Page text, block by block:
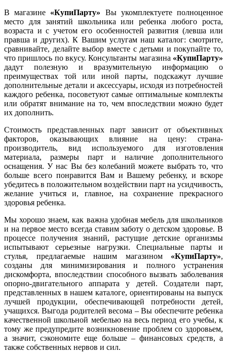
В магазине «КупиПарту» Вы укомплектуете полноценное
место для занятий школьника или ребенка любого роста,
возраста и с учетом его особенностей развития (левша или
правша и других). К Вашим услугам наш каталог: смотрите,
сравнивайте, делайте выбор вместе с детьми и покупайте то,
что пришлось по вкусу. Консультанты магазина «КупиПарту»
дадут полезную и вразумительную информацию о
преимуществах той или иной парты, подскажут лучшие
дополнительные детали и аксессуары, исходя из потребностей
каждого ребенка, посоветуют самые оптимальные комплекты
или обратят внимание на то, чем впоследствии можно будет
их дополнить.
Стоимость представленных парт зависит от объективных
факторов, оказывающих влияние на цену: страна-
производитель, вид используемого для изготовления
материала, размеры парт и наличие дополнительного
оснащения. У нас Вы без колебаний можете выбрать то, что
больше всего понравится Вам и Вашему ребенку, и вскоре
убедитесь в положительном воздействии парт на усидчивость,
желание учиться и, главное, на сохранение прекрасного
здоровья ребенка.
Мы хорошо знаем, как важна удобная мебель для школьников
и на первое место всегда ставим заботу о детском здоровье. В
процессе получения знаний, растущие детские организмы
испытывают серьезные нагрузки. Специальные парты и
стулья, предлагаемые нашим магазином «КупиПарту»,
созданы для минимизирования и полного устранения
дискомфорта, впоследствии способного вызвать заболевания
опорно-двигательного аппарата у детей. Создатели парт,
представленных в нашем каталоге, ориентированы на выпуск
лучшей продукции, обеспечивающей потребности детей,
учащихся. Выгода родителей весома – Вы обеспечите ребенка
качественной школьной мебелью на весь период его учебы, к
тому же предупредите возникновение проблем со здоровьем,
а значит, сэкономите еще больше – финансовых средств, а
также собственных нервов и сил.